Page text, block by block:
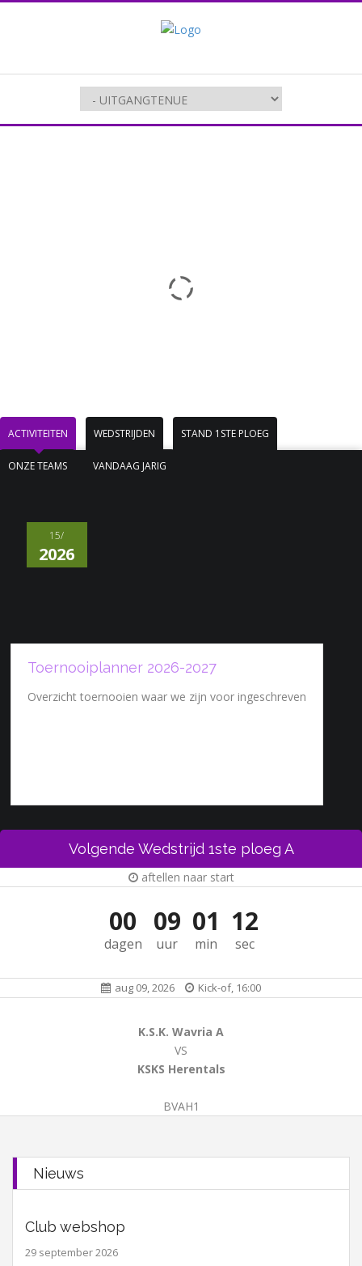
ACTIVITEITEN WEDSTRIJDEN STAND 1STE PLOEG
ONZE TEAMS VANDAAG JARIG
15/
2026
Toernooiplanner 2026-2027
Overzicht toernooien waar we zijn voor ingeschreven
Volgende Wedstrijd 1ste ploeg A
aftellen naar start
00
dagen
09
uur
01
min
12
sec
aug 09, 2026 Kick-of, 16:00
K.S.K. Wavria A
VS
KSKS Herentals
BVAH1
Nieuws
Club webshop
29 september 2026